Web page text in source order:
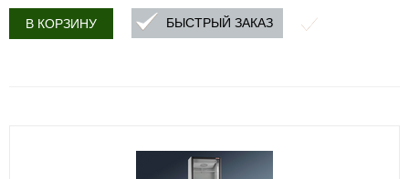
В КОРЗИНУ БЫСТРЫЙ ЗАКАЗ